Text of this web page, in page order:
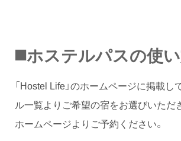
◼️ホステルパスの使
「Hostel Life」のホームページに掲載
ル一覧よりご希望の宿をお選びいただ
ホームページよりご予約ください。